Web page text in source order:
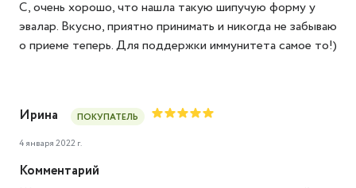
С, очень хорошо, что нашла такую шипучую форму у
эвалар. Вкусно, приятно принимать и никогда не забываю
о приеме теперь. Для поддержки иммунитета самое то!)
Ирина ПОКУПАТЕЛЬ
4 января 2022 г.
Комментарий